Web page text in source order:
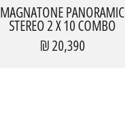
MAGNATONE PANORAMIC
STEREO 2 X 10 COMBO
20,390 ₪